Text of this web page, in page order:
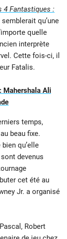
4 Fantastiques :
semblerait qu’une
quelle
interprète
Cette fois-ci, il
Fatalis.
Mahershala Ali
temps,
beau fixe.
qu’elle
devenus
cet été au
Jr. a organisé
Robert